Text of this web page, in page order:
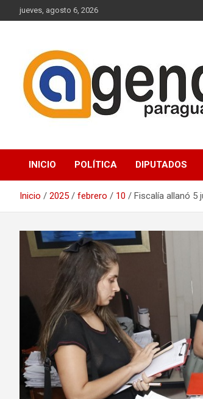
Saltar
al
jueves, agosto 6, 2026
Agenda
INICIO POLÍTICA DIPUTADOS
Inicio 2025 febrero 10 Fiscalía allanó 5